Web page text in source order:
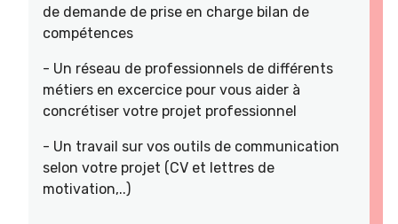
de demande de prise en charge bilan de
compétences
- Un réseau de professionnels de différents
métiers en excercice pour vous aider à
concrétiser votre projet professionnel
- Un travail sur vos outils de communication
selon votre projet (CV et lettres de
motivation,..)